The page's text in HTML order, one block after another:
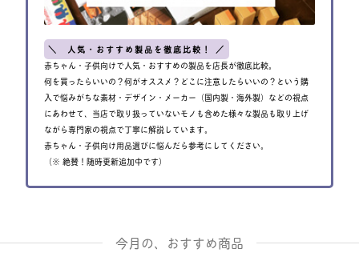
＼ 人気・おすすめ製品を徹底比較！ ／
赤ちゃん・子供向けで人気・おすすめの製品を店長が徹底比較。
何を買ったらいいの？何がオススメ？どこに注意したらいいの？という購
入で悩みがちな素材・デザイン・メーカー（国内製・海外製）などの視点
にあわせて、当店で取り扱っていないモノも含めた様々な製品も取り上げ
ながら専門家の視点で丁寧に解説しています。
赤ちゃん・子供向け用品選びに悩んだら参考にしてください。
（※ 絶賛！随時更新追加中です）
今月の、おすすめ商品